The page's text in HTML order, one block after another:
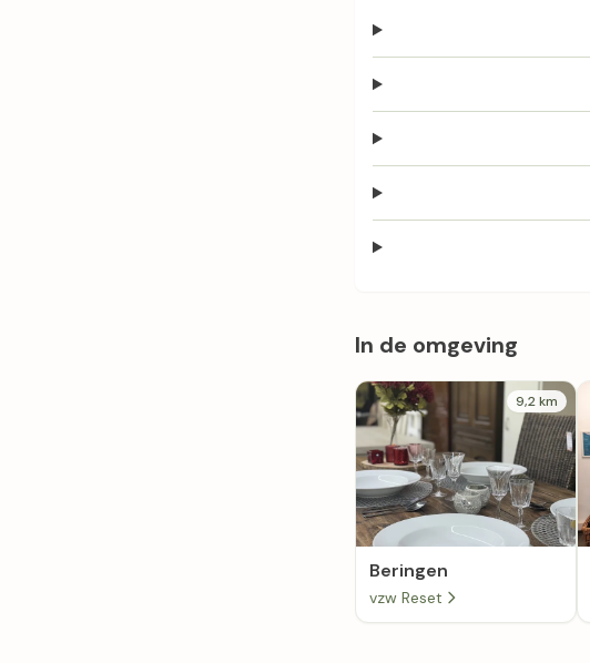
In de omgeving
9,2 km
Beringen
vzw Reset